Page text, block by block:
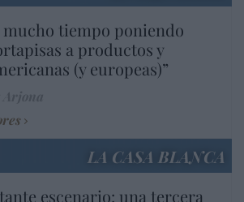
mucho tiempo poniendo
a productos y
(y europeas)”
LA CASA BLANCA
escenario: una tercera